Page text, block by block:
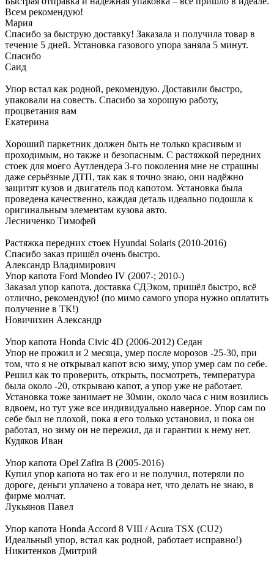
Всем рекомендую!
Мария
Спасибо за быструю доставку! Заказала и получила товар в
течение 5 дней. Установка газового упора заняла 5 минут.
Спасибо
Саид
Упор встал как родной, рекомендую. Доставили быстро,
упаковали на совесть. Спасибо за хорошую работу,
процветания вам
Екатерина
Хороший паркетник должен быть не только красивым и
проходимым, но также и безопасным. С растяжкой передних
стоек для моего Аутлендера 3-го поколения мне не страшны
даже серьёзные ДТП, так как я точно знаю, они надёжно
защитят кузов и двигатель под капотом. Установка была
проведена качественно, каждая деталь идеально подошла к
оригинальным элементам кузова авто.
Лесниченко Тимофей
Растяжка передних стоек Hyundai Solaris (2010-2016)
Спасибо заказ пришёл очень быстро.
Александр Владимирович
Упор капота Ford Mondeo IV (2007-; 2010-)
Заказал упор капота, доставка СДЭком, пришёл быстро, всё
отлично, рекомендую! (по мимо самого упора нужно оплатить
получение в ТК!)
Новичихин Александр
Упор капота Honda Civic 4D (2006-2012) Седан
Упор не прожил и 2 месяца, умер после морозов -25-30, при
том, что я не открывал капот всю зиму, упор умер сам по себе.
Решил как то проверить, открыть, посмотреть, температура
была около -20, открываю капот, а упор уже не работает.
Установка тоже занимает не 30мин, около часа с ним возились
вдвоем, но тут уже все индивидуально наверное. Упор сам по
себе был не плохой, пока я его только установил, и пока он
работал, но зиму он не пережил, да и гарантии к нему нет.
Кудяков Иван
Упор капота Opel Zafira B (2005-2016)
Купил упор капота но так его и не получил, потеряли по
дороге, деньги уплачено а товара нет, что делать не знаю, в
фирме молчат.
Лукьянов Павел
Упор капота Honda Accord 8 VIII / Acura TSX (CU2)
Идеальный упор, встал как родной, работает исправно!)
Никитенков Дмитрий